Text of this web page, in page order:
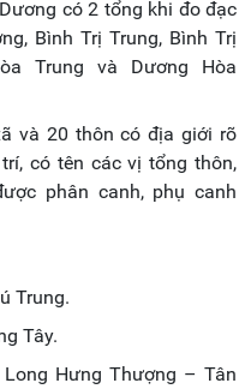
có 2 tổng khi đo đạc
Bình Trị Trung, Bình Trị
Trung và Dương Hòa
và 20 thôn có địa giới rõ
có tên các vị tổng thôn,
phân canh, phụ canh
Trung.
Tây.
Hưng Thượng – Tân